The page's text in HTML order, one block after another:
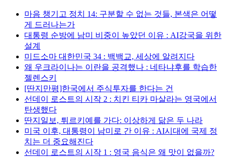
마음 챙기고 정치 14: 구분할 수 없는 것들, 본색은 어떻
게 드러나는가
대통령 순방에 남미 비중이 높았던 이유 : AI강국을 위한
설계
미드소마 대한민국 34 : 백백교, 세상에 알려지다
왜 우크라이나는 이란을 공격했나 : 네타냐후를 학습한
젤렌스키
[딴지만평]한국에서 주식투자를 한다는 건
선데이 로스트의 시작 2 : 치킨 티카 마살라는 영국에서
탄생했다
딴지일보, 튀르키예를 가다: 이상하게 닮은 두 나라
미국 이후, 대통령이 남미로 간 이유 : AI시대에 국제 정
치는 더 중요해진다
선데이 로스트의 시작 1 : 영국 음식은 왜 맛이 없을까?